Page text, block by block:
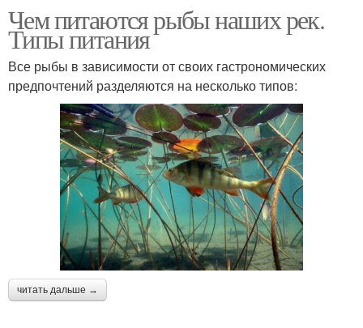
Чем питаются рыбы наших рек.
Типы питания
Все рыбы в зависимости от своих гастрономических
предпочтений разделяются на несколько типов:
читать дальше →